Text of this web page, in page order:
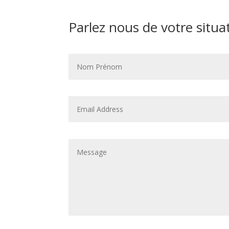
Parlez nous de votre